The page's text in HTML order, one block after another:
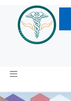
Toggle